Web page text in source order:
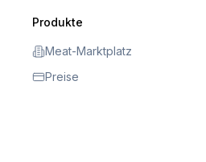
Produkte
Meat-Marktplatz
Preise